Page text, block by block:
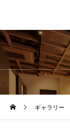
ギャラリー